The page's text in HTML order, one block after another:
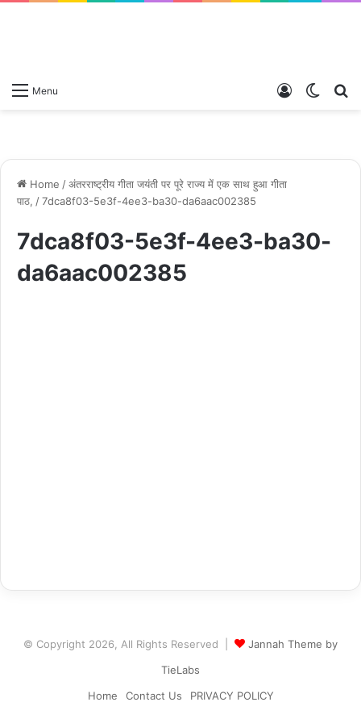
Menu
Switch
Log
Home /अंतरराष्ट्रीय गीता जयंती पर पूरे राज्य में एक साथ हुआ गीता
पाठ, /7dca8f03-5e3f-4ee3-ba30-da6aac002385
7dca8f03-5e3f-4ee3-ba30-
da6aac002385
© Copyright 2026, All Rights Reserved |
Jannah Theme by
TieLabs
Home
Contact Us PRIVACY POLICY